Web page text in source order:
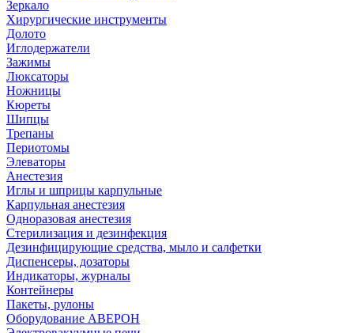
Зеркало
Хирургические инструменты
Долото
Иглодержатели
Зажимы
Люксаторы
Ножницы
Кюреты
Шипцы
Трепаны
Периотомы
Элеваторы
Анестезия
Иглы и шприцы карпульные
Карпульная анестезия
Одноразовая анестезия
Стерилизация и дезинфекция
Дезинфицирующие средства, мыло и салфетки
Диспенсеры, дозаторы
Индикаторы, журналы
Контейнеры
Пакеты, рулоны
Оборудование АВЕРОН